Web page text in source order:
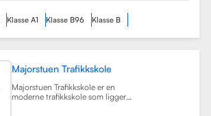
Klasse A1 Klasse B96 Klasse B
Majorstuen Trafikkskole
Majorstuen Trafikkskole er en
moderne trafikkskole som ligger